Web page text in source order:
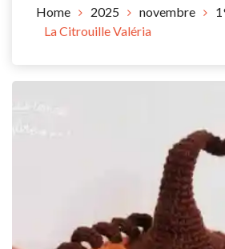
Home 2025 novembre
La Citrouille Valéria